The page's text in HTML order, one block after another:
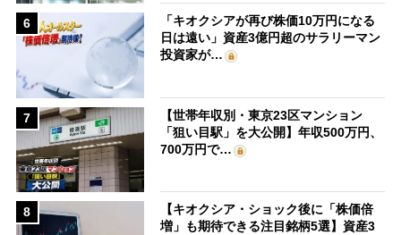
6
「キオクシアが再び株価10万円になる
日は遠い」資産3億円超のサラリーマン
投資家が…
7
【世帯年収別・東京23区マンション
「狙い目駅」を大公開】年収500万円、
700万円で…
8
【キオクシア・ショック後に「株価倍
増」も期待できる注目銘柄5選】資産3